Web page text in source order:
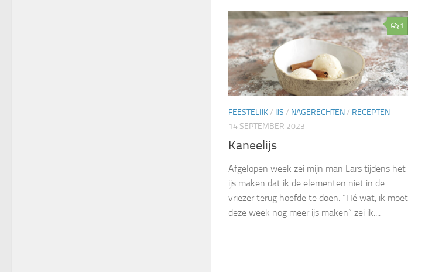
1
FEESTELIJK/ IJS / NAGERECHTEN/ RECEPTEN
14 SEPTEMBER 2023
Kaneelijs
Afgelopen week zei mijn man Lars tijdens het
ijs maken dat ik de elementen niet in de
vriezer terug hoefde te doen. “Hé wat, ik moet
deze week nog meer ijs maken” zei ik....